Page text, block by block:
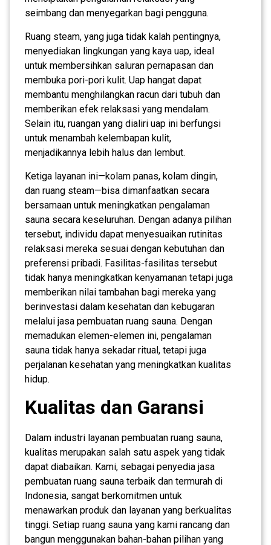
seimbang dan menyegarkan bagi pengguna.
Ruang steam, yang juga tidak kalah pentingnya,
menyediakan lingkungan yang kaya uap, ideal
untuk membersihkan saluran pernapasan dan
membuka pori-pori kulit. Uap hangat dapat
membantu menghilangkan racun dari tubuh dan
memberikan efek relaksasi yang mendalam.
Selain itu, ruangan yang dialiri uap ini berfungsi
untuk menambah kelembapan kulit,
menjadikannya lebih halus dan lembut.
Ketiga layanan ini—kolam panas, kolam dingin,
dan ruang steam—bisa dimanfaatkan secara
bersamaan untuk meningkatkan pengalaman
sauna secara keseluruhan. Dengan adanya pilihan
tersebut, individu dapat menyesuaikan rutinitas
relaksasi mereka sesuai dengan kebutuhan dan
preferensi pribadi. Fasilitas-fasilitas tersebut
tidak hanya meningkatkan kenyamanan tetapi juga
memberikan nilai tambahan bagi mereka yang
berinvestasi dalam kesehatan dan kebugaran
melalui jasa pembuatan ruang sauna. Dengan
memadukan elemen-elemen ini, pengalaman
sauna tidak hanya sekadar ritual, tetapi juga
perjalanan kesehatan yang meningkatkan kualitas
hidup.
Kualitas dan Garansi
Dalam industri layanan pembuatan ruang sauna,
kualitas merupakan salah satu aspek yang tidak
dapat diabaikan. Kami, sebagai penyedia jasa
pembuatan ruang sauna terbaik dan termurah di
Indonesia, sangat berkomitmen untuk
menawarkan produk dan layanan yang berkualitas
tinggi. Setiap ruang sauna yang kami rancang dan
bangun menggunakan bahan-bahan pilihan yang